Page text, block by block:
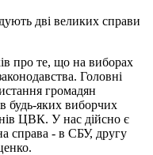
дві великих справи
про те, що на виборах
Головні
громадян
будь-яких виборчих
ЦВК. У нас дійсно є
справа - в СБУ, другу